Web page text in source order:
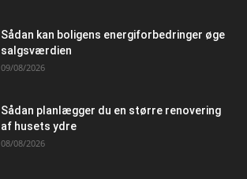
Sådan kan boligens energiforbedringer øge
salgsværdien
09/08/2026
Sådan planlægger du en større renovering
af husets ydre
08/08/2026